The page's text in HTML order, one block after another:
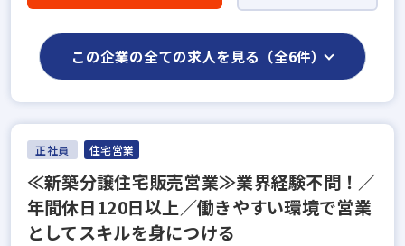
この企業の全ての求人を見る（全6件）
正社員 住宅営業
≪新築分譲住宅販売営業≫業界経験不問！／
年間休日120日以上／働きやすい環境で営業
としてスキルを身につける